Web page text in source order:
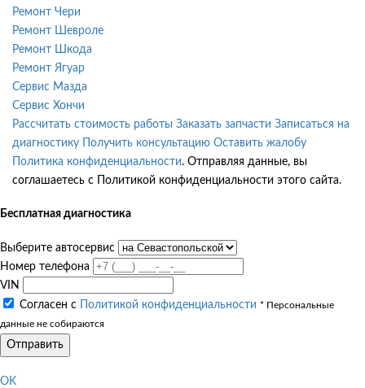
Ремонт Чери
Ремонт Шевроле
Ремонт Шкода
Ремонт Ягуар
Сервис Мазда
Сервис Хончи
Рассчитать стоимость работы Заказать запчасти Записаться на
диагностику
Получить консультацию Оставить жалобу
Политика конфиденциальности. Отправляя данные, вы
соглашаетесь с Политикой конфиденциальности этого сайта.
Бесплатная диагностика
Выберите автосервис
Номер телефона
VIN
Согласен с
Политикой конфиденциальности * Персональные
данные не собираются
Отправить
OK